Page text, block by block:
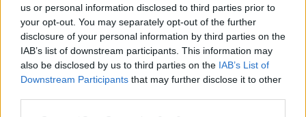
us or personal information disclosed to third parties prior to
your opt-out. You may separately opt-out of the further
disclosure of your personal information by third parties on the
IAB’s list of downstream participants. This information may
also be disclosed by us to third parties on the IAB’s List of
Downstream Participants that may further disclose it to other
Το χρονικό της τραγωδίας
Ο καθ' ομολογίαν δράστης έμεινε γιαεπτά
ώρες δίπλα στη νεκρή σύζυγό τουκαι όλες
οικινήσειςτου καταγράφηκαν απόκάμερα